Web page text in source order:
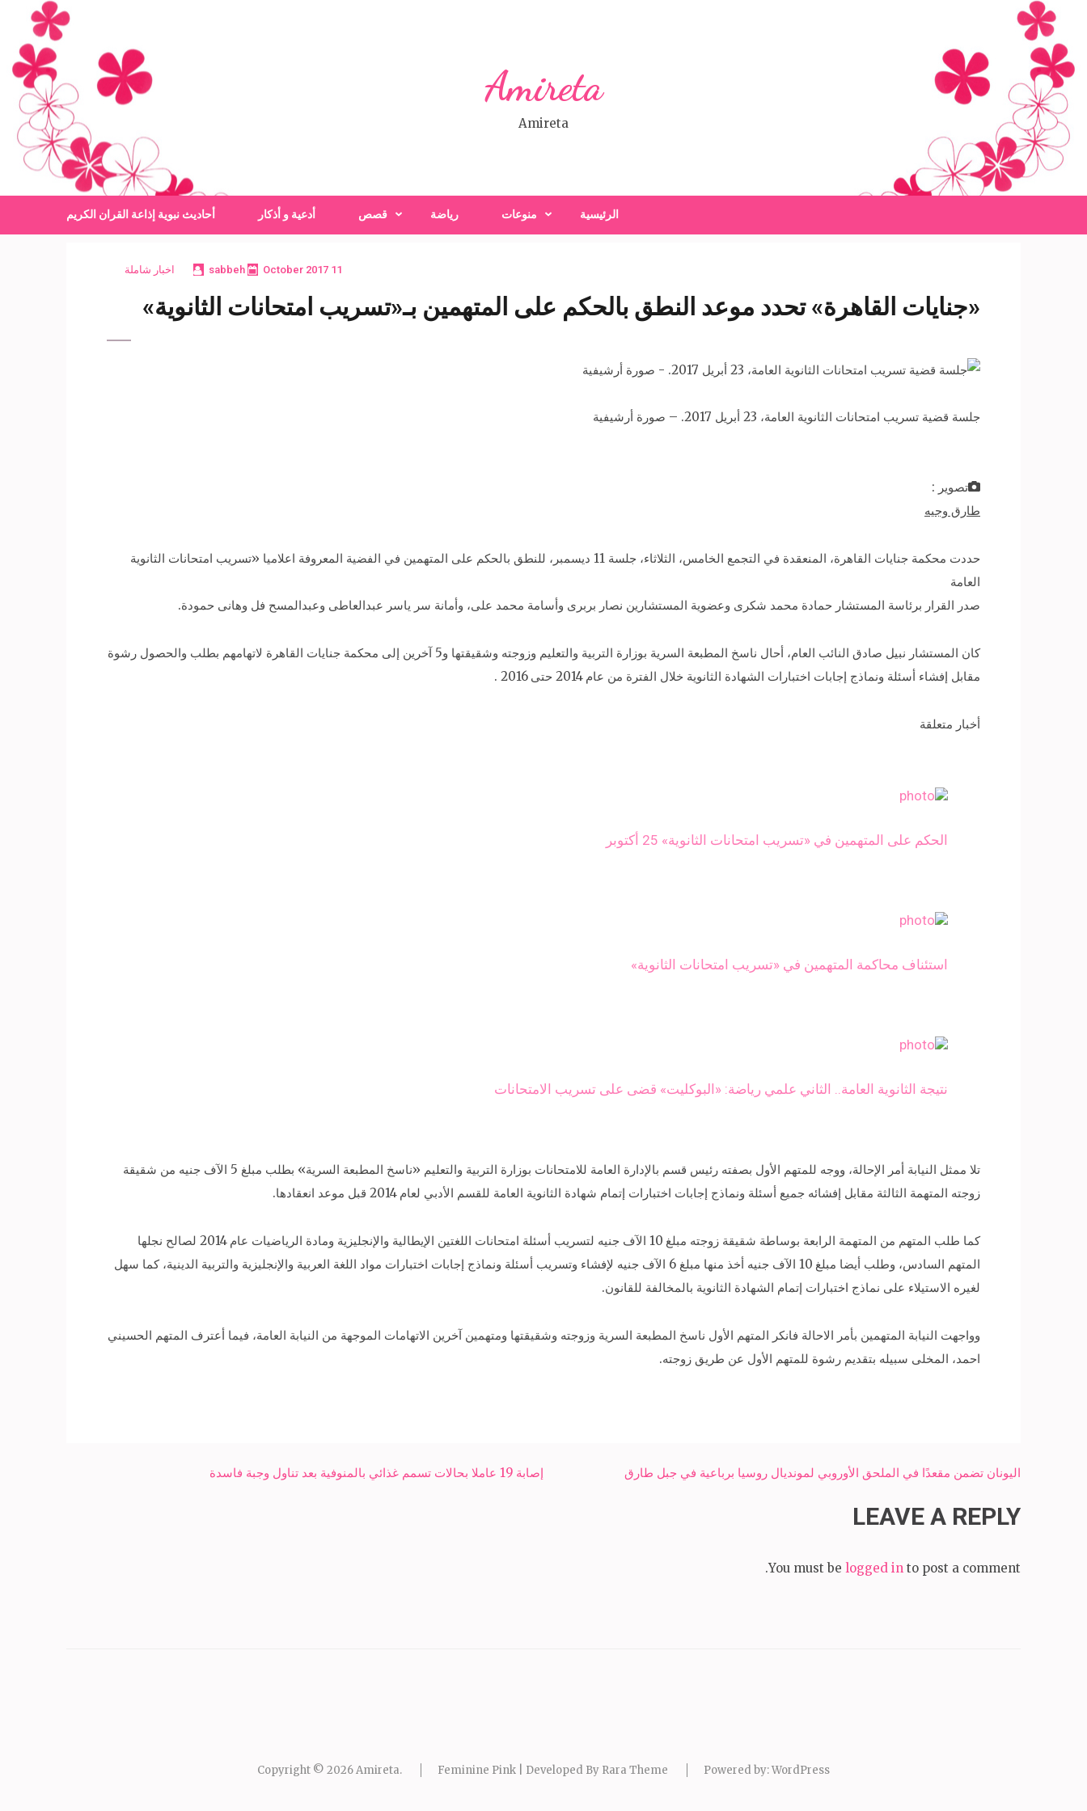
content
(Press
Enter)
Amireta
Amireta
الرئيسية منوعات رياضة قصص أدعية و أذكار أحاديث نبوية إذاعة القران الكريم
11 October 2017
sabbeh اخبار شاملة
«جنايات القاهرة» تحدد موعد النطق بالحكم على المتهمين بـ«تسريب امتحانات الثانوية»
جلسة قضية تسريب امتحانات الثانوية العامة، 23 أبريل 2017. – صورة أرشيفية
تصوير :
طارق وجيه
حددت محكمة جنايات القاهرة، المنعقدة في التجمع الخامس، الثلاثاء، جلسة 11 ديسمبر، للنطق بالحكم على المتهمين في الفضية المعروفة اعلاميا «تسريب امتحانات الثانوية
العامة
صدر القرار برئاسة المستشار حمادة محمد شكرى وعضوية المستشارين نصار بربرى وأسامة محمد على، وأمانة سر ياسر عبدالعاطى وعبدالمسح فل وهانى حمودة.
كان المستشار نبيل صادق النائب العام، أحال ناسخ المطبعة السرية بوزارة التربية والتعليم وزوجته وشقيقتها و5 آخرين إلى محكمة جنايات القاهرة لاتهامهم بطلب والحصول رشوة
مقابل إفشاء أسئلة ونماذج إجابات اختبارات الشهادة الثانوية خلال الفترة من عام 2014 حتى 2016 .
أخبار متعلقة
الحكم على المتهمين في «تسريب امتحانات الثانوية» 25 أكتوبر
استئناف محاكمة المتهمين في «تسريب امتحانات الثانوية»
نتيجة الثانوية العامة.. الثاني علمي رياضة: «البوكليت» قضى على تسريب الامتحانات
تلا ممثل النيابة أمر الإحالة، ووجه للمتهم الأول بصفته رئيس قسم بالإدارة العامة للامتحانات بوزارة التربية والتعليم «ناسخ المطبعة السرية» بطلب مبلغ 5 الآف جنيه من شقيقة
زوجته المتهمة الثالثة مقابل إفشائه جميع أسئلة ونماذج إجابات اختبارات إتمام شهادة الثانوية العامة للقسم الأدبي لعام 2014 قبل موعد انعقادها.
كما طلب المتهم من المتهمة الرابعة بوساطة شقيقة زوجته مبلغ 10 الآف جنيه لتسريب أسئلة امتحانات اللغتين الإيطالية والإنجليزية ومادة الرياضيات عام 2014 لصالح نجلها
المتهم السادس، وطلب أيضا مبلغ 10 الآف جنيه أخذ منها مبلغ 6 الآف جنيه لإفشاء وتسريب أسئلة ونماذج إجابات اختبارات مواد اللغة العربية والإنجليزية والتربية الدينية، كما سهل
لغيره الاستيلاء على نماذج اختبارات إتمام الشهادة الثانوية بالمخالفة للقانون.
وواجهت النيابة المتهمين بأمر الاحالة فانكر المتهم الأول ناسخ المطبعة السرية وزوجته وشقيقتها ومتهمين آخرين الاتهامات الموجهة من النيابة العامة، فيما أعترف المتهم الحسيني
احمد، المخلى سبيله بتقديم رشوة للمتهم الأول عن طريق زوجته.
Post
إصابة 19 عاملا بحالات تسمم غذائي بالمنوفية بعد تناول وجبة فاسدة اليونان تضمن مقعدًا في الملحق الأوروبي لمونديال روسيا برباعية في جبل طارق
LEAVE A REPLY
You must be logged in to post a comment.
Copyright © 2026Amireta. Feminine Pink | Developed By Rara Theme Powered by:WordPress